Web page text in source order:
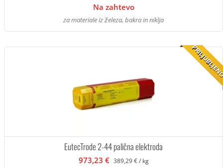
Na zahtevo
za materiale iz železa, bakra in niklja
EutecTrode 2-44 palična elektroda
973,23 € 389,29 € / kg